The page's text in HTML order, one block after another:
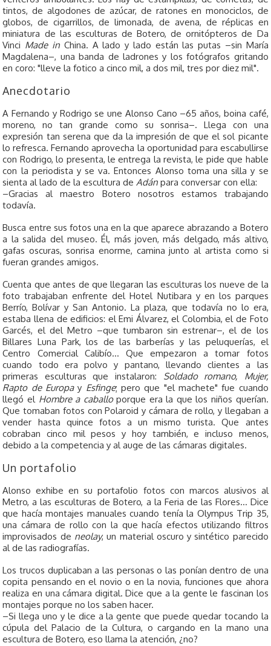
tintos, de algodones de azúcar, de ratones en monociclos, de
globos, de cigarrillos, de limonada, de avena, de réplicas en
miniatura de las esculturas de Botero, de ornitópteros de Da
Vinci Made in China. A lado y lado están las putas –sin María
Magdalena–, una banda de ladrones y los fotógrafos gritando
en coro: "lleve la fotico a cinco mil, a dos mil, tres por diez mil".
Anecdotario
A Fernando y Rodrigo se une Alonso Cano –65 años, boina café,
moreno, no tan grande como su sonrisa–. Llega con una
expresión tan serena que da la impresión de que el sol picante
lo refresca. Fernando aprovecha la oportunidad para escabullirse
con Rodrigo, lo presenta, le entrega la revista, le pide que hable
con la periodista y se va. Entonces Alonso toma una silla y se
sienta al lado de la escultura deAdán para conversar con ella:
–Gracias al maestro Botero nosotros estamos trabajando
todavía.
Busca entre sus fotos una en la que aparece abrazando a Botero
a la salida del museo. Él, más joven, más delgado, más altivo,
gafas oscuras, sonrisa enorme, camina junto al artista como si
fueran grandes amigos.
Cuenta que antes de que llegaran las esculturas los nueve de la
foto trabajaban enfrente del Hotel Nutibara y en los parques
Berrío, Bolívar y San Antonio. La plaza, que todavía no lo era,
estaba llena de edificios: el Emi Álvarez, el Colombia, el de Foto
Garcés, el del Metro –que tumbaron sin estrenar–, el de los
Billares Luna Park, los de las barberías y las peluquerías, el
Centro Comercial Calibío… Que empezaron a tomar fotos
cuando todo era polvo y pantano, llevando clientes a las
primeras esculturas que instalaron: Soldado romano, Mujer,
Rapto de Europay Esfinge; pero que "el machete" fue cuando
llegó el Hombre a caballoporque era la que los niños querían.
Que tomaban fotos con Polaroid y cámara de rollo, y llegaban a
vender hasta quince fotos a un mismo turista. Que antes
cobraban cinco mil pesos y hoy también, e incluso menos,
debido a la competencia y al auge de las cámaras digitales.
Un portafolio
Alonso exhibe en su portafolio fotos con marcos alusivos al
Metro, a las esculturas de Botero, a la Feria de las Flores… Dice
que hacía montajes manuales cuando tenía la Olympus Trip 35,
una cámara de rollo con la que hacía efectos utilizando filtros
improvisados de neolay, un material oscuro y sintético parecido
al de las radiografías.
Los trucos duplicaban a las personas o las ponían dentro de una
copita pensando en el novio o en la novia, funciones que ahora
realiza en una cámara digital. Dice que a la gente le fascinan los
montajes porque no los saben hacer.
–Si llega uno y le dice a la gente que puede quedar tocando la
cúpula del Palacio de la Cultura, o cargando en la mano una
escultura de Botero, eso llama la atención, ¿no?